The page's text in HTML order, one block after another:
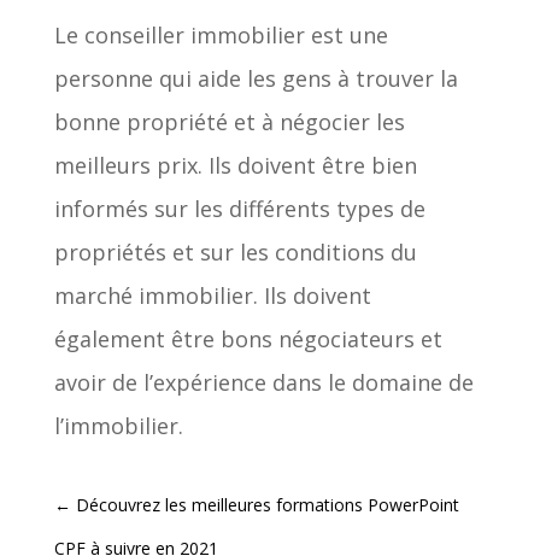
Le conseiller immobilier est une
personne qui aide les gens à trouver la
bonne propriété et à négocier les
meilleurs prix. Ils doivent être bien
informés sur les différents types de
propriétés et sur les conditions du
marché immobilier. Ils doivent
également être bons négociateurs et
avoir de l’expérience dans le domaine de
l’immobilier.
← Découvrez les meilleures formations PowerPoint
CPF à suivre en 2021